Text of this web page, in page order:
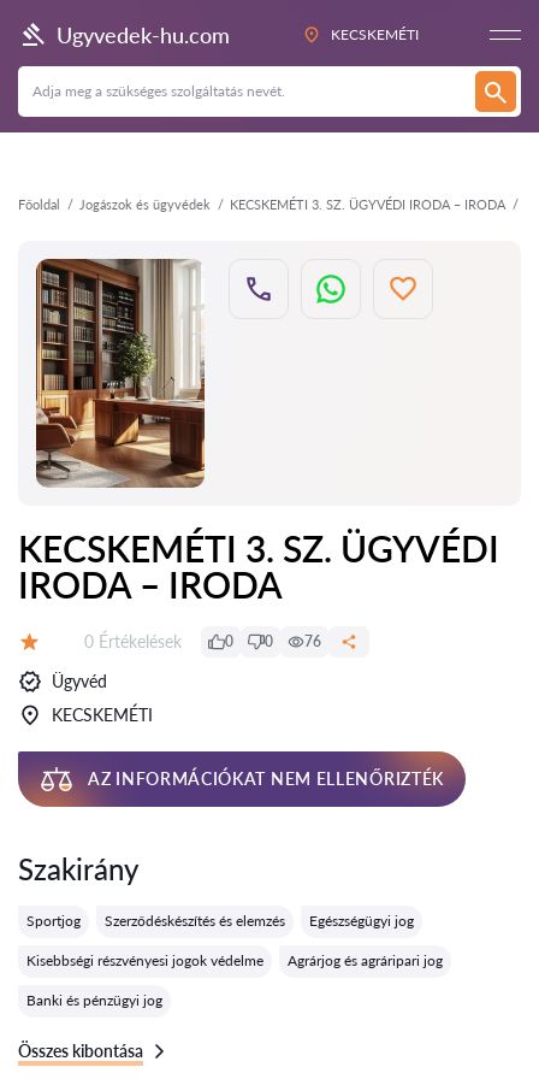
Ugyvedek-hu.com KECSKEMÉTI
Főoldal Jogászok és ügyvédek KECSKEMÉTI 3. SZ. ÜGYVÉDI IRODA – IRODA
Vissza
KECSKEMÉTI 3. SZ. ÜGYVÉDI
IRODA – IRODA
Értékelések:
0 Értékelések 0 0 76
Ügyvéd
KECSKEMÉTI
AZ INFORMÁCIÓKAT NEM ELLENŐRIZTÉK
Szakirány
Sportjog Szerződéskészítés és elemzés Egészségügyi jog
Kisebbségi részvényesi jogok védelme Agrárjog és agráripari jog
Banki és pénzügyi jog
Összes kibontása